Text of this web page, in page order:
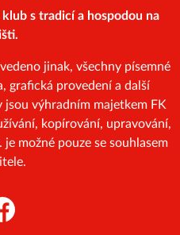
s tradicí a hospodou na
jinak, všechny písemné
grafická provedení a další
výhradním majetkem FK
kopírování, upravování,
možné pouze se souhlasem